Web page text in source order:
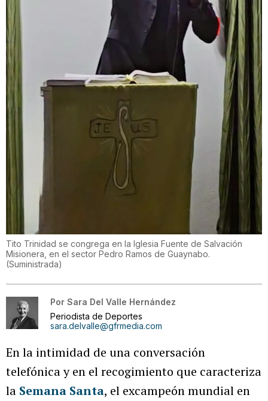
Tito Trinidad se congrega en la Iglesia Fuente de Salvación
Misionera, en el sector Pedro Ramos de Guaynabo.
(Suministrada)
Por Sara Del Valle Hernández
Periodista de Deportes
sara.delvalle@gfrmedia.com
En la intimidad de una conversación
telefónica y en el recogimiento que caracteriza
la Semana Santa, el excampeón mundial en